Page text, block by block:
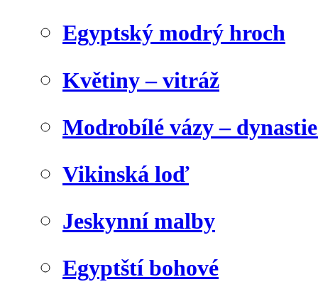
Egyptský modrý hroch
Květiny – vitráž
Modrobílé vázy –
Vikinská loď
Jeskynní malby
Egyptští bohové